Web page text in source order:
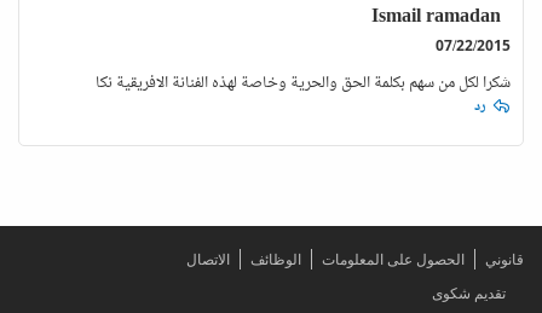
Ismail ramadan
07/22/2015
شكرا لكل من سهم بكلمة الحق والحرية وخاصة لهذه الفنانة الافريقية نكا
رد
قانوني الحصول على المعلومات الوظائف
الاتصال
تقديم شكوى